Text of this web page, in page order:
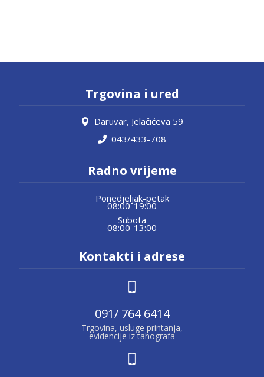
Trgovina i ured
Daruvar, Jelačićeva 59
043/433-708
Radno vrijeme
Ponedjeljak-petak
08:00-19:00
Subota
08:00-13:00
Kontakti i adrese
091/ 764 6414
Trgovina, usluge printanja,
evidencije iz tahografa